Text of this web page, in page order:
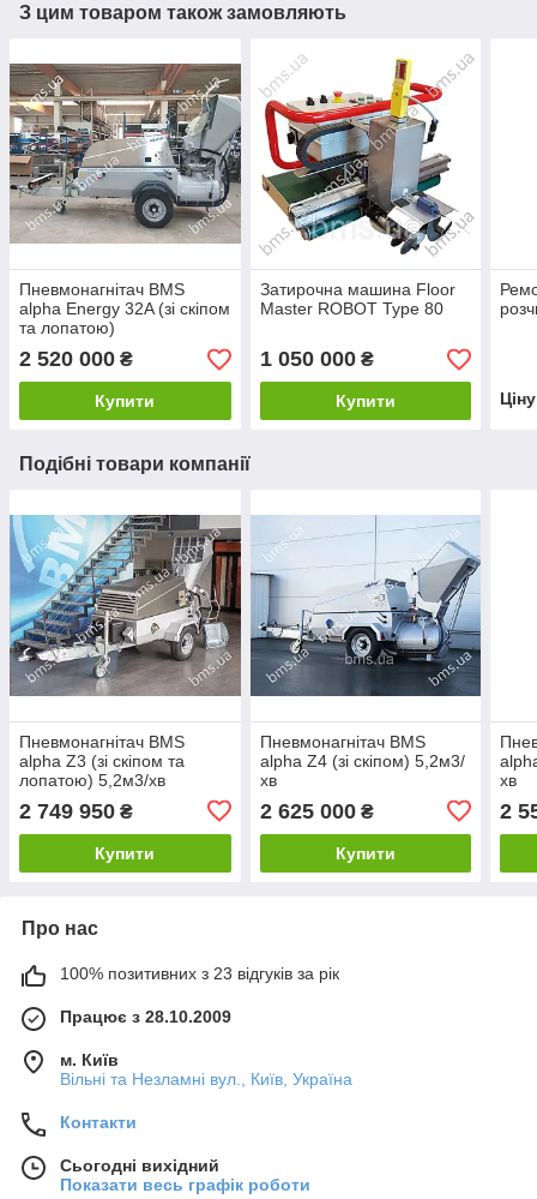
З цим товаром також замовляють
Пневмонагнітач BMS
alpha Energy 32A (зі скіпом
та лопатою)
2 520 000 ₴
Купити
Затирочна машина Floor
Master ROBOT Type 80
1 050 000₴
Купити
Подібні товари компанії
Пневмонагнітач BMS
alpha Z3 (зі скіпом та
лопатою) 5,2м3/хв
2 749 950 ₴
Купити
Пневмонагнітач BMS
alpha Z4 (зі скіпом) 5,2м3/
хв
2 625 000₴
Купити
хв
2
Про нас
100% позитивних з 23 відгуків за рік
Працює з 28.10.2009
м. Київ
Вільні та Незламні вул., Київ, Україна
Контакти
Сьогодні вихідний
Показати весь графік роботи